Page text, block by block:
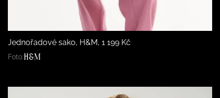
Jednořadové sako, H&M, 1 199 Kč
Foto:H&M